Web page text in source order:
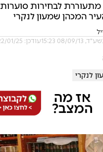
מתעוררת לבחירות סוערות
המכהן שמעון לנקרי
13 15:23 עודכן: 22/01/25 16:13
לנקרי